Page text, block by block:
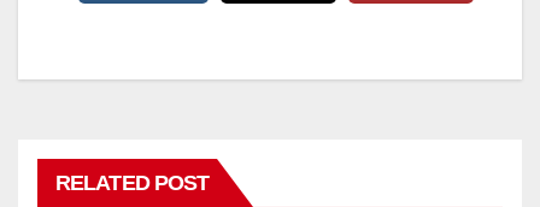
RELATED POST